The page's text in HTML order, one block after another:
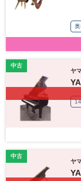
中古
ヤ
中古
ヤ